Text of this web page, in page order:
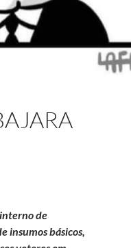
de
insumos básicos,